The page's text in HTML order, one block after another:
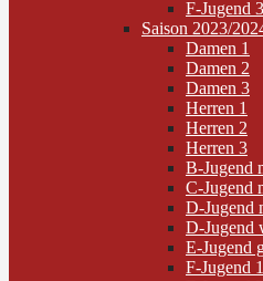
F-Jugend 3
Saison 2023/
Damen 1
Damen 2
Damen 3
Herren 1
Herren 2
Herren 3
B-Jugend
C-Jugend
D-Jugend
D-Jugend
E-Jugend
F-Jugend 1